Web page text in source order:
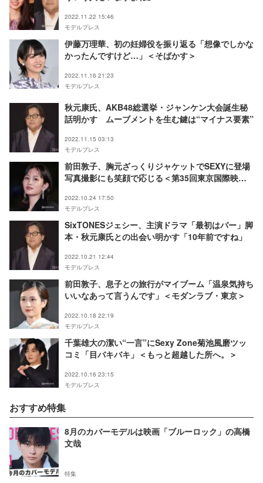
2022.11.22 15:46
モデルプレス
伊藤万理華、初の妊婦役を振り返る「想像でしかな
かったんですけど…」＜そばかす＞
2022.11.16 21:23
モデルプレス
秋元康氏、AKB48総選挙・ジャンケン大会誕生秘
話明かす ムーブメントを生む鍵は“マイナス要素”
2022.11.15 03:13
モデルプレス
前田敦子、胸元ざっくりジャケットでSEXYに登場
写真撮影にも笑顔で応じる＜第35回東京国際映画
2022.10.24 17:50
モデルプレス
SixTONESジェシー、主演ドラマ「最初はパー」脚
本・秋元康氏との出会い明かす「10年前ですね」
2022.10.21 12:44
モデルプレス
前田敦子、息子との旅行がマイブーム「温泉気持ち
いいなあって言うんです」＜モダンラブ・東京＞
2022.10.18 22:19
モデルプレス
千葉雄大の潔い“一言”にSexy Zone菊池風磨ツッ
コミ「目バキバキ」＜もっと超越した所へ。＞
2022.10.16 23:15
モデルプレス
おすすめ特集
8月のカバーモデルは映画「ブルーロック」の高橋
文哉
特集